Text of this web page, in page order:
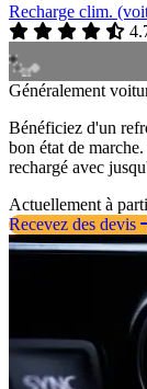
Recharge clim.
Généralement
Bénéficiez d'un
bon état de
rechargé avec
Actuellement à
Recevez des devis